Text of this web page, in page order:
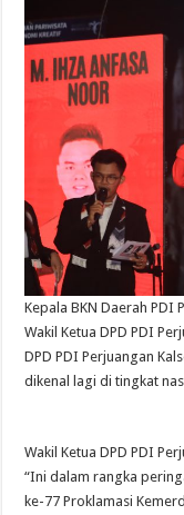
Kepala BKN Daerah PDI
Wakil Ketua DPD PDI
DPD PDI Perjuangan
dikenal lagi di tingkat
Wakil Ketua DPD PDI
“Ini dalam rangka
ke-77 Proklamasi